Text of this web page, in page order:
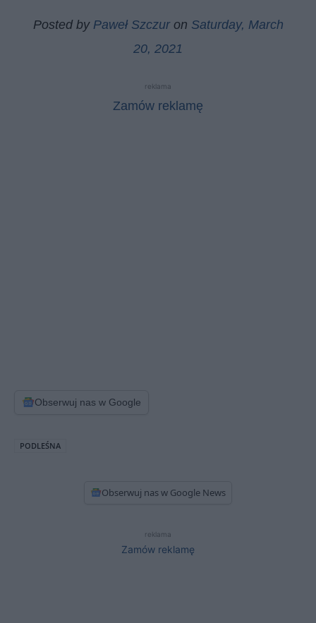
Posted by Paweł Szczuron Saturday, March
20, 2021
reklama
Zamów reklamę
Obserwuj nas w Google
PODLEŚNA
Obserwuj nas w Google News
reklama
Zamów reklamę